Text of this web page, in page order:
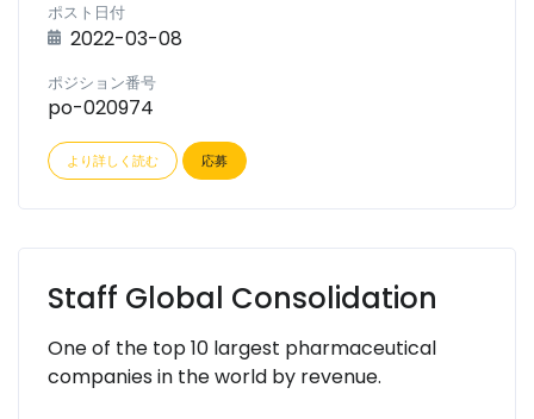
ポスト日付
2022-03-08
ポジション番号
po-020974
より詳しく読む 応募
Staff Global Consolidation
One of the top 10 largest pharmaceutical
companies in the world by revenue.